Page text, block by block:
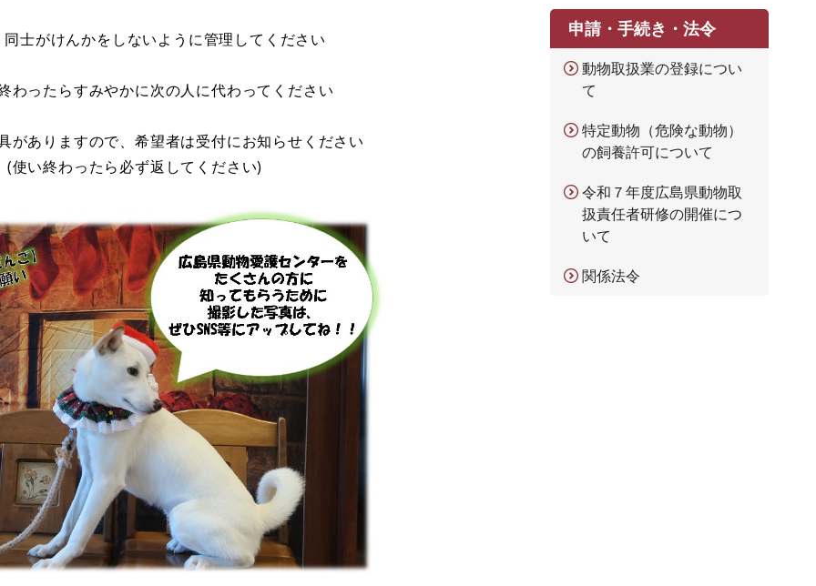
士がけんかをしないように管理してください
わったらすみやかに次の人に代わってください
がありますので、希望者は受付にお知らせください
(使い終わったら必ず返してください)
申請・手続き・法令
動物取扱業の登録につい
て
特定動物（危険な動物）
の飼養許可について
令和７年度広島県動物取
扱責任者研修の開催につ
いて
関係法令